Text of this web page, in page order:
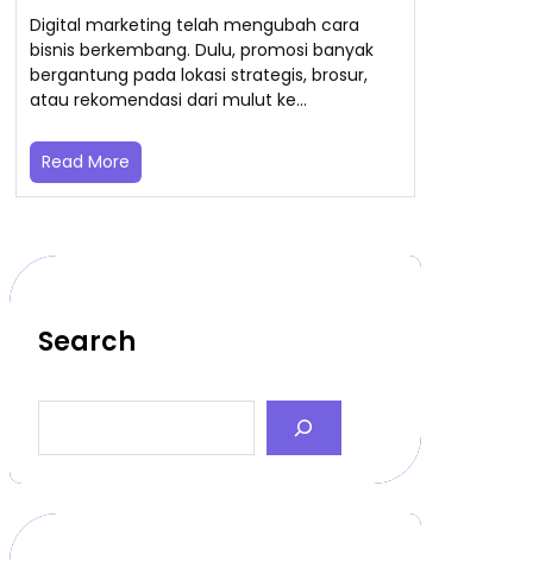
Digital marketing telah mengubah cara
bisnis berkembang. Dulu, promosi banyak
bergantung pada lokasi strategis, brosur,
atau rekomendasi dari mulut ke…
Read More
Search
a
c